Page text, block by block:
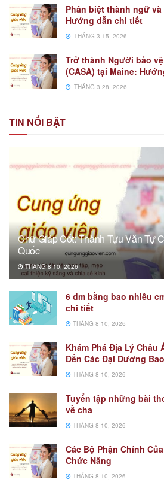
Phân biệt thành ngữ
Hướng dẫn chi tiết
THÁNG 3 15, 2026
Trở thành Người bảo
(CASA) tại Maine:
THÁNG 3 28, 2026
TIN NỔI BẬT
Chữ Giáp Cốt: Thành Tựu Văn Tự
Quốc
THÁNG 8 10, 2026
6 dm bằng bao nhiêu
chi tiết
THÁNG 8 10, 2026
Khám Phá Địa Lý Châu
Đến Các Đại Dương
THÁNG 8 10, 2026
Tuyển tập những bài
về cha
THÁNG 8 10, 2026
Các Bộ Phận Chính
Chức Năng
THÁNG 8 10, 2026